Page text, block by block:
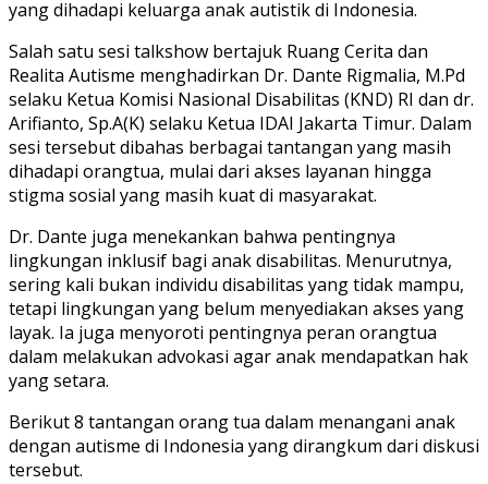
yang dihadapi keluarga anak autistik di Indonesia.
Salah satu sesi talkshow bertajuk Ruang Cerita dan
Realita Autisme menghadirkan Dr. Dante Rigmalia, M.Pd
selaku Ketua Komisi Nasional Disabilitas (KND) RI dan dr.
Arifianto, Sp.A(K) selaku Ketua IDAI Jakarta Timur. Dalam
sesi tersebut dibahas berbagai tantangan yang masih
dihadapi orangtua, mulai dari akses layanan hingga
stigma sosial yang masih kuat di masyarakat.
Dr. Dante juga menekankan bahwa pentingnya
lingkungan inklusif bagi anak disabilitas. Menurutnya,
sering kali bukan individu disabilitas yang tidak mampu,
tetapi lingkungan yang belum menyediakan akses yang
layak. Ia juga menyoroti pentingnya peran orangtua
dalam melakukan advokasi agar anak mendapatkan hak
yang setara.
Berikut 8 tantangan orang tua dalam menangani anak
dengan autisme di Indonesia yang dirangkum dari diskusi
tersebut.